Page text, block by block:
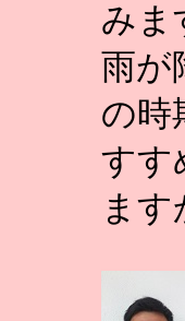
みま
雨が
の時
すす
ます